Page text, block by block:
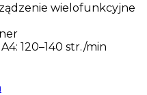
wielofunkcyjne
: 120–140 str./min